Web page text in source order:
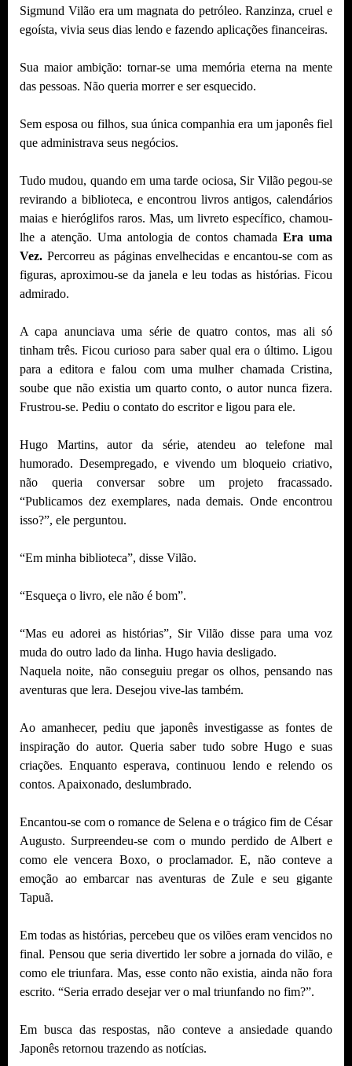
Sigmund Vilão era um magnata do petróleo. Ranzinza, cruel e
egoísta, vivia seus dias lendo e fazendo aplicações financeiras.
Sua maior ambição: tornar-se uma memória eterna na mente
das pessoas. Não queria morrer e ser esquecido.
Sem esposa ou filhos, sua única companhia era um japonês fiel
que administrava seus negócios.
Tudo mudou, quando em uma tarde ociosa, Sir Vilão pegou-se
revirando a biblioteca, e encontrou livros antigos, calendários
maias e hieróglifos raros. Mas, um livreto específico, chamou-
lhe a atenção. Uma antologia de contos chamada Era uma
Vez. Percorreu as páginas envelhecidas e encantou-se com as
figuras, aproximou-se da janela e leu todas as histórias. Ficou
admirado.
A capa anunciava uma série de quatro contos, mas ali só
tinham três. Ficou curioso para saber qual era o último. Ligou
para a editora e falou com uma mulher chamada Cristina,
soube que não existia um quarto conto, o autor nunca fizera.
Frustrou-se. Pediu o contato do escritor e ligou para ele.
Hugo Martins, autor da série, atendeu ao telefone mal
humorado. Desempregado, e vivendo um bloqueio criativo,
não queria conversar sobre um projeto fracassado.
“Publicamos dez exemplares, nada demais. Onde encontrou
isso?”, ele perguntou.
“Em minha biblioteca”, disse Vilão.
“Esqueça o livro, ele não é bom”.
“Mas eu adorei as histórias”, Sir Vilão disse para uma voz
muda do outro lado da linha. Hugo havia desligado.
Naquela noite, não conseguiu pregar os olhos, pensando nas
aventuras que lera. Desejou vive-las também.
Ao amanhecer, pediu que japonês investigasse as fontes de
inspiração do autor. Queria saber tudo sobre Hugo e suas
criações. Enquanto esperava, continuou lendo e relendo os
contos. Apaixonado, deslumbrado.
Encantou-se com o romance de Selena e o trágico fim de César
Augusto. Surpreendeu-se com o mundo perdido de Albert e
como ele vencera Boxo, o proclamador. E, não conteve a
emoção ao embarcar nas aventuras de Zule e seu gigante
Tapuã.
Em todas as histórias, percebeu que os vilões eram vencidos no
final. Pensou que seria divertido ler sobre a jornada do vilão, e
como ele triunfara. Mas, esse conto não existia, ainda não fora
escrito. “Seria errado desejar ver o mal triunfando no fim?”.
Em busca das respostas, não conteve a ansiedade quando
Japonês retornou trazendo as notícias.